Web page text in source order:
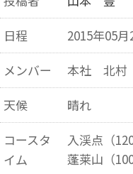
日程
2015年05
メンバー
本社 北村
天候
晴れ
コースタ
イム
入渓点（
蓬莱山（